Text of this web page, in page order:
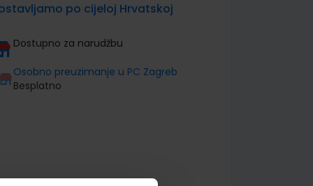
po cijeloj Hrvatskoj
Dostupno za narudžbu
Osobno preuzimanje u PC Zagreb
Besplatno